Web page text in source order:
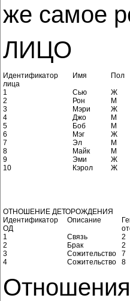
же самое
ЛИЦО
Идентификатор
лица
Имя Пол
1
Сью
Ж
2
Рон
М
3
Мэри
Ж
4
Джо М
5
Боб М
6
Мэг Ж
7
Эл
М
8
Майк
М
9
Эми Ж
10
Кэрол Ж
ОТНОШЕНИЕ ДЕТОРОЖДЕНИЯ
Идентификатор
ОД
Описание
1
Связь 2
2
Брак 2
3
Сожительство 7
4
Сожительство 8